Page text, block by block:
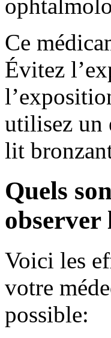
Ce
Évitez
utilisez un
lit
Quels
observer
Voici les
votre
possible: